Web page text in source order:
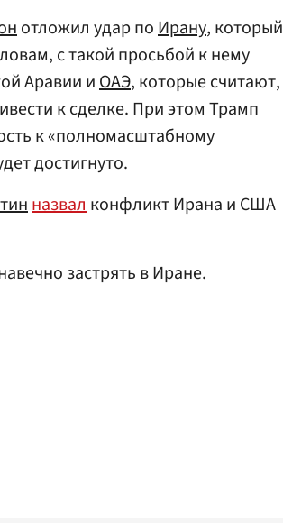
отложил удар поИрану, который
с такой просьбой к нему
Аравии иОАЭ, которые считают,
к сделке. При этом Трамп
к «полномасштабному
достигнуто.
назвалконфликт Ирана и США
застрять в Иране.